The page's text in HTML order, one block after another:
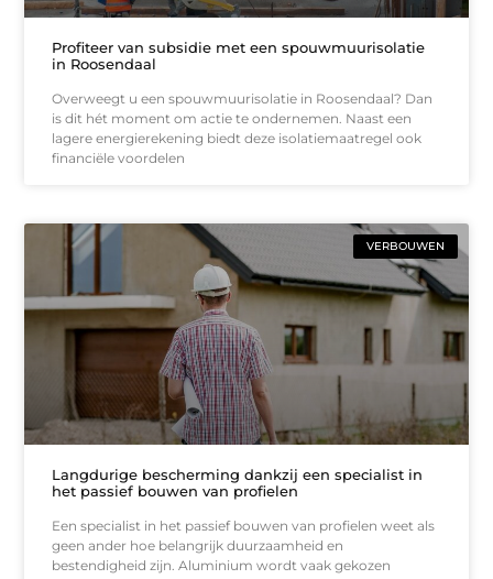
Profiteer van subsidie met een spouwmuurisolatie
in Roosendaal
Overweegt u een spouwmuurisolatie in Roosendaal? Dan
is dit hét moment om actie te ondernemen. Naast een
lagere energierekening biedt deze isolatiemaatregel ook
financiële voordelen
VERBOUWEN
Langdurige bescherming dankzij een specialist in
het passief bouwen van profielen
Een specialist in het passief bouwen van profielen weet als
geen ander hoe belangrijk duurzaamheid en
bestendigheid zijn. Aluminium wordt vaak gekozen